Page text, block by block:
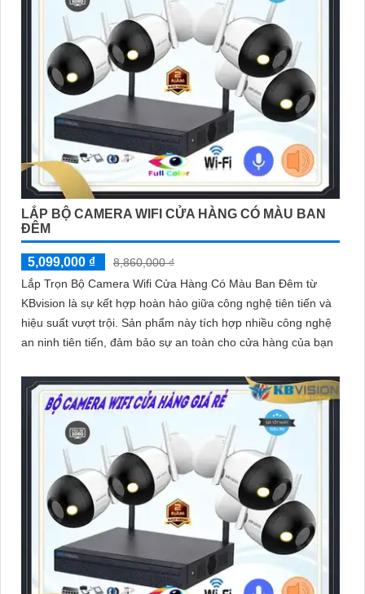
LẮP BỘ CAMERA WIFI CỬA HÀNG CÓ MÀU BAN
ĐÊM
5,099,000 ₫
8,860,000 ₫
Lắp Trọn Bộ Camera Wifi Cửa Hàng Có Màu Ban Đêm từ
KBvision là sự kết hợp hoàn hảo giữa công nghệ tiên tiến và
hiệu suất vượt trội. Sản phẩm này tích hợp nhiều công nghệ
an ninh tiên tiến, đảm bảo sự an toàn cho cửa hàng của bạn